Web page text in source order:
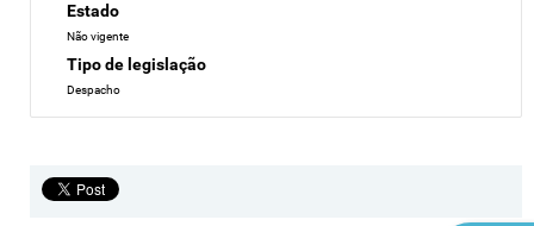
Estado
Não vigente
Tipo de legislação
Despacho